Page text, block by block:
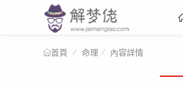
首頁 命理 內容詳情